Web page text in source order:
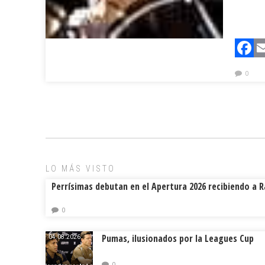
0
LO MÁS VISTO
Perrísimas debutan en el Apertura 2026 recibiendo a
0
04.08.2026. Pumas, ilusionados por la Leagues Cup